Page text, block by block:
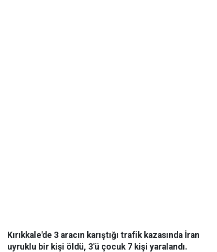
Kırıkkale'de 3 aracın karıştığı trafik kazasında İran
uyruklu bir kişi öldü, 3'ü çocuk 7 kişi yaralandı.